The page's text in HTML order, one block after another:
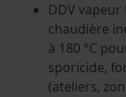
DDV vapeur
chaudière
à 180 °C
sporicide,
(ateliers,